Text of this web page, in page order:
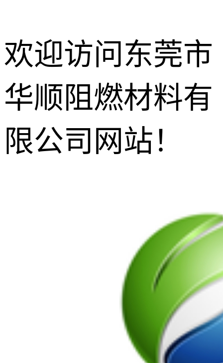
欢迎访问东莞市
华顺阻燃材料有
限公司网站！
防玻纤外露
增韧相熔剂
无尘功能碳